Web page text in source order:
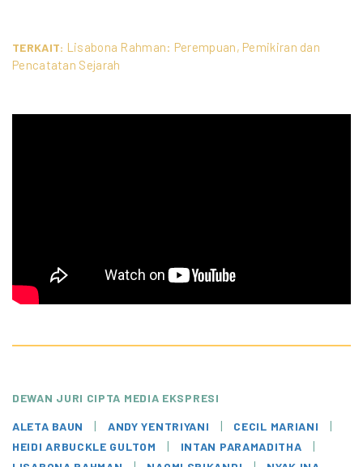
TERKAIT: Lisabona Rahman: Perempuan, Pemikiran dan
Pencatatan Sejarah
DEWAN JURI CIPTA MEDIA EKSPRESI
ALETA BAUN | ANDY YENTRIYANI | CECIL MARIANI |
HEIDI ARBUCKLE GULTOM | INTAN PARAMADITHA |